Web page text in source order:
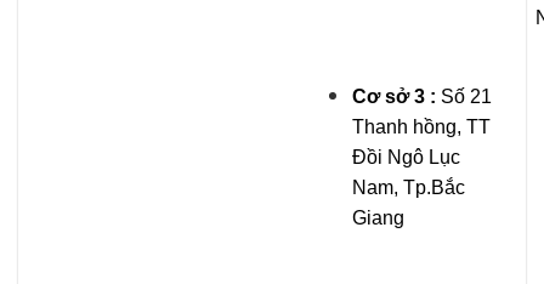
Cơ sở 3 : Số 21
Thanh hồng, TT
Đồi Ngô Lục
Nam, Tp.Bắc
Giang